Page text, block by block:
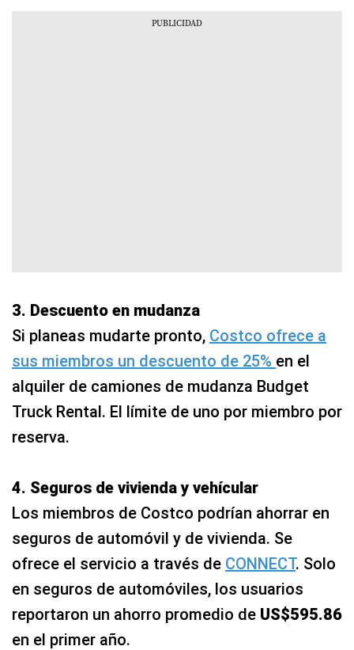
3. Descuento en mudanza
Si planeas mudarte pronto, Costco ofrece a
sus miembros un descuento de 25% en el
alquiler de camiones de mudanza Budget
Truck Rental. El límite de uno por miembro por
reserva.
4. Seguros de vivienda y vehícular
Los miembros de Costco podrían ahorrar en
seguros de automóvil y de vivienda. Se
ofrece el servicio a través de CONNECT. Solo
en seguros de automóviles, los usuarios
reportaron un ahorro promedio de US$595.86
en el primer año.